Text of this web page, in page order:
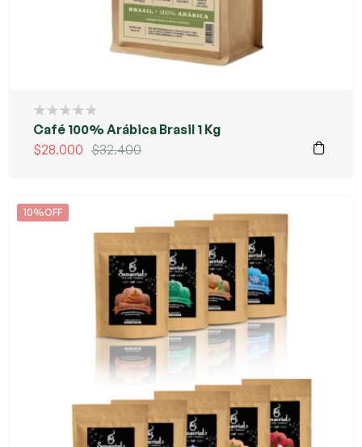
Café 100% Arábica Brasil 1 Kg
$32.400
$28.000
10%OFF